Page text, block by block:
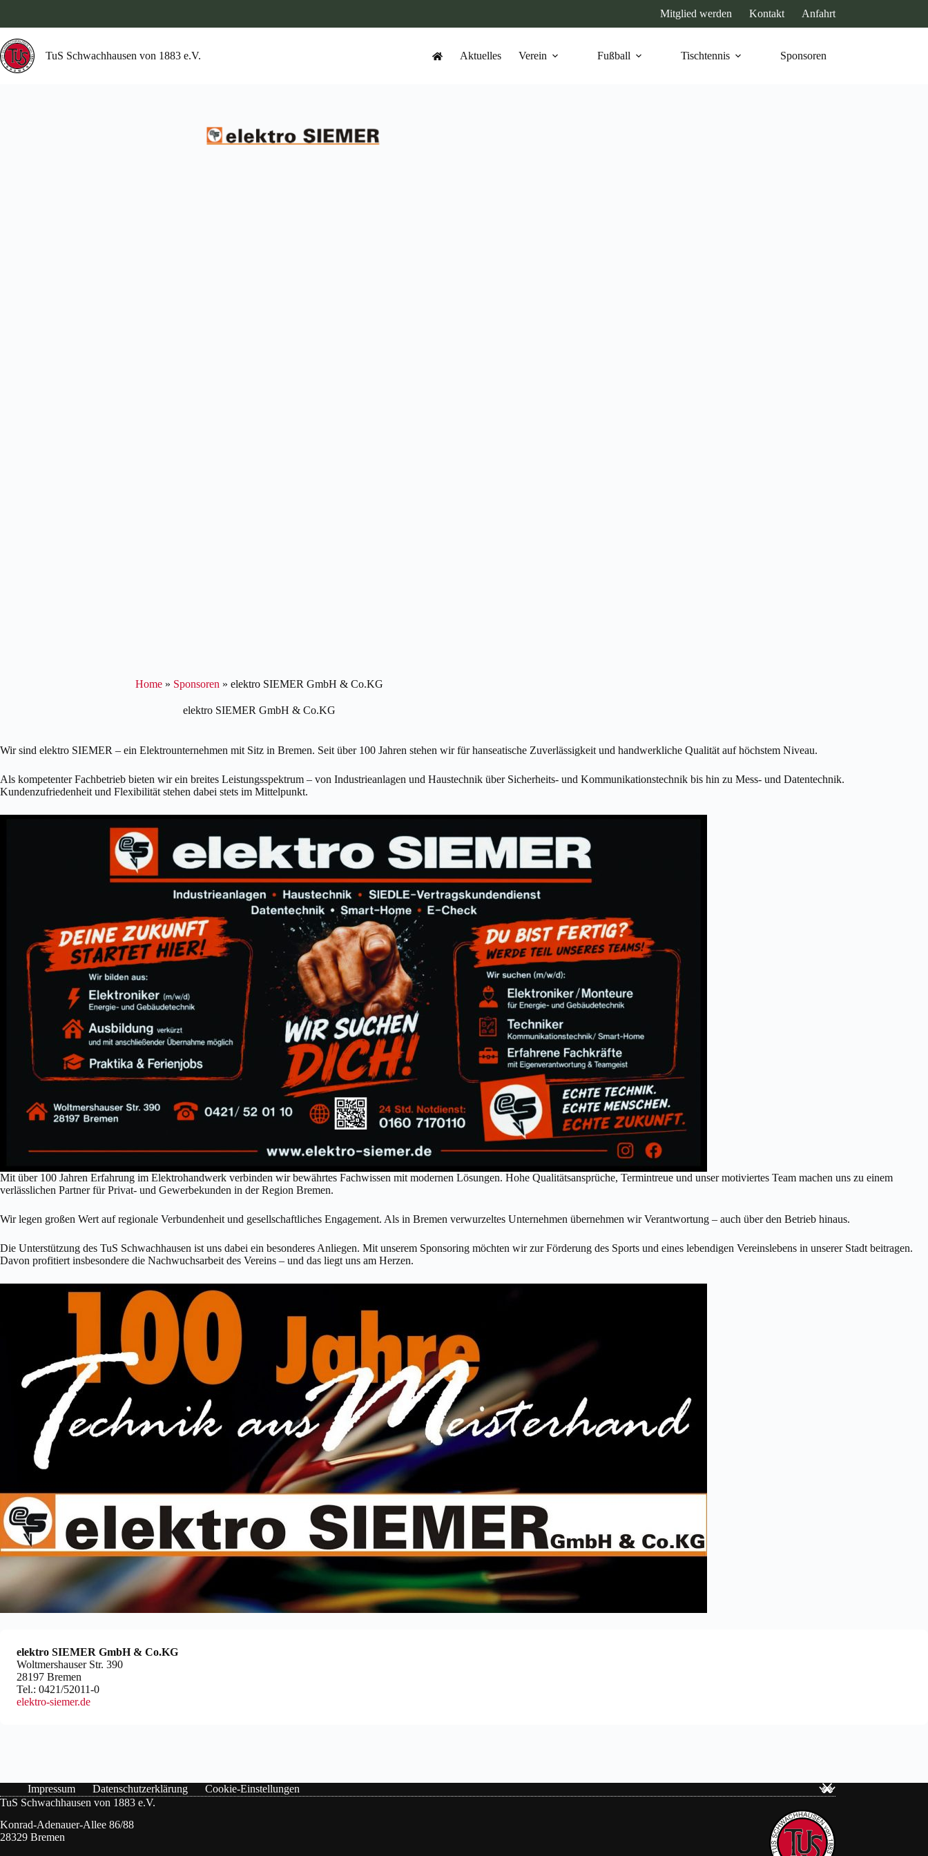
springen
Mitglied werden Kontakt Anfahrt
TuS Schwachhausen von 1883 e.V. Aktuelles Verein Fußball Tischtennis Sponsoren
Home» Sponsoren » elektro SIEMER GmbH & Co.KG
elektro SIEMER GmbH & Co.KG
Wir sind elektro SIEMER – ein Elektrounternehmen mit Sitz in Bremen. Seit über 100 Jahren stehen wir für hanseatische Zuverlässigkeit und handwerkliche Qualität auf höchstem Niveau.
Als kompetenter Fachbetrieb bieten wir ein breites Leistungsspektrum – von Industrieanlagen und Haustechnik über Sicherheits- und Kommunikationstechnik bis hin zu Mess- und Datentechnik.
Kundenzufriedenheit und Flexibilität stehen dabei stets im Mittelpunkt.
Mit über 100 Jahren Erfahrung im Elektrohandwerk verbinden wir bewährtes Fachwissen mit modernen Lösungen. Hohe Qualitätsansprüche, Termintreue und unser motiviertes Team machen uns zu einem
verlässlichen Partner für Privat- und Gewerbekunden in der Region Bremen.
Wir legen großen Wert auf regionale Verbundenheit und gesellschaftliches Engagement. Als in Bremen verwurzeltes Unternehmen übernehmen wir Verantwortung – auch über den Betrieb hinaus.
Die Unterstützung des TuS Schwachhausen ist uns dabei ein besonderes Anliegen. Mit unserem Sponsoring möchten wir zur Förderung des Sports und eines lebendigen Vereinslebens in unserer Stadt beitragen.
Davon profitiert insbesondere die Nachwuchsarbeit des Vereins – und das liegt uns am Herzen.
elektro SIEMER GmbH & Co.KG
Woltmershauser Str. 390
28197 Bremen
Tel.: 0421/52011-0
elektro-siemer.de
Impressum Datenschutzerklärung
Cookie-Einstellungen
TuS Schwachhausen von 1883 e.V.
Konrad-Adenauer-Allee 86/88
28329 Bremen